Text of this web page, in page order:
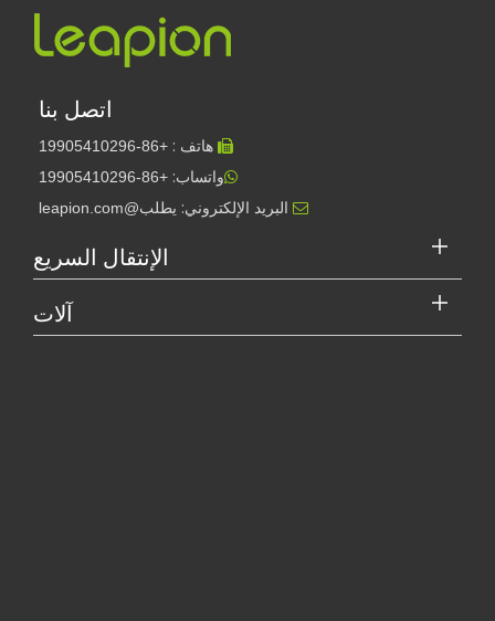
اتصل بنا
 هاتف : +86-
19905410296
واتساب: +86-19905410296
 البريد الإلكتروني: يطلب@leapion.com
الإنتقال السريع
آلات